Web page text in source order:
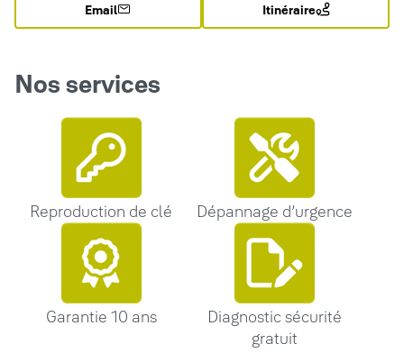
Email Itinéraire
Nos services
Reproduction de clé Dépannage d’urgence
Garantie 10 ans
Diagnostic sécurité
gratuit